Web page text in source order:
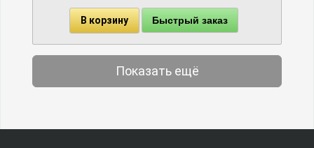
В корзину Быстрый заказ
Показать ещё